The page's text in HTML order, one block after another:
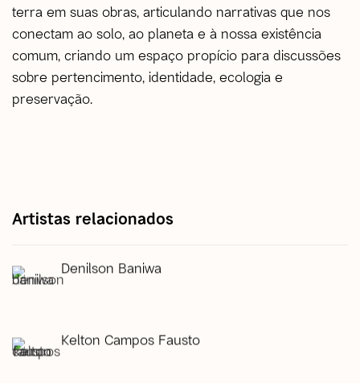
terra em suas obras, articulando narrativas que nos
conectam ao solo, ao planeta e à nossa existência
comum, criando um espaço propício para discussões
sobre pertencimento, identidade, ecologia e
preservação.
Artistas relacionados
Denilson Baniwa
Kelton Campos Fausto